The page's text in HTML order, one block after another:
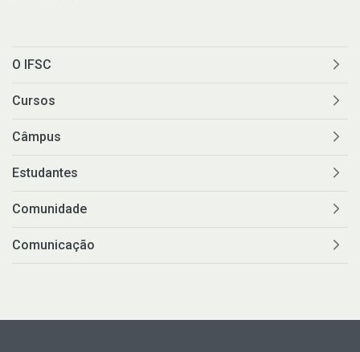
O IFSC
Cursos
Câmpus
Estudantes
Comunidade
Comunicação